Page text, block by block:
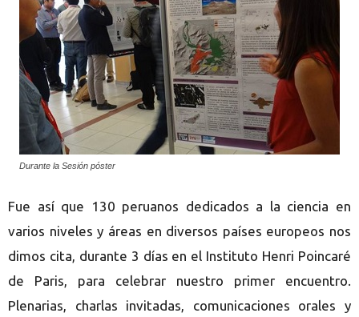
Durante la Sesión póster
Fue así que 130 peruanos dedicados a la ciencia en
varios niveles y áreas en diversos países europeos nos
dimos cita, durante 3 días en el Instituto Henri Poincaré
de Paris, para celebrar nuestro primer encuentro.
Plenarias, charlas invitadas, comunicaciones orales y